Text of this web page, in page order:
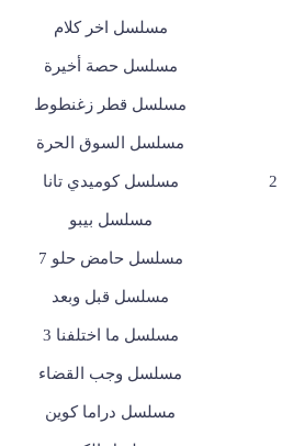
مسلسل اخر كلام
مسلسل حصة أخيرة
مسلسل قطر زغنطوط
مسلسل السوق الحرة
مسلسل كوميدي تانا
مسلسل بيبو
مسلسل حامض حلو 7
مسلسل قبل وبعد
مسلسل ما اختلفنا 3
مسلسل وجب القضاء
مسلسل دراما كوين